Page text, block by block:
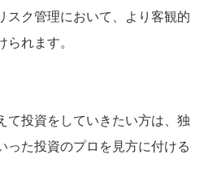
スク管理において、より客観的
られます。
て投資をしていきたい方は、独
った投資のプロを見方に付ける